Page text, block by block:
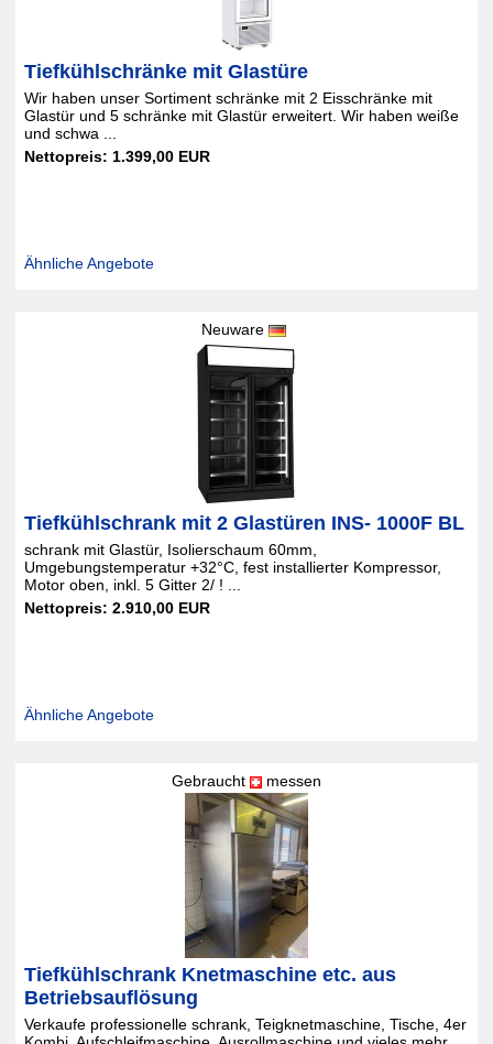
Tiefkühlschränke mit Glastüre
Wir haben unser Sortiment schränke mit 2 Eisschränke mit
Glastür und 5 schränke mit Glastür erweitert. Wir haben weiße
und schwa ...
Nettopreis: 1.399,00 EUR
Ähnliche Angebote
Neuware
Tiefkühlschrank mit 2 Glastüren INS- 1000F BL
schrank mit Glastür, Isolierschaum 60mm,
Umgebungstemperatur +32°C, fest installierter Kompressor,
Motor oben, inkl. 5 Gitter 2/ ! ...
Nettopreis: 2.910,00 EUR
Ähnliche Angebote
Gebraucht messen
Tiefkühlschrank Knetmaschine etc. aus
Betriebsauflösung
Verkaufe professionelle schrank, Teigknetmaschine, Tische, 4er